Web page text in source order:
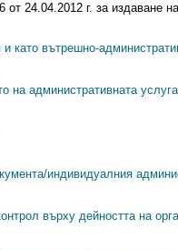
24.04.2012 г. за издаване
и като вътрешно-
на административната
индивидуалния
върху дейността на